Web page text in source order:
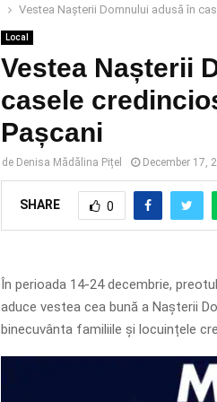
Vestea Nașterii Domnului adusă în
Local
Vestea Nașterii
casele
Pașcani
de Denisa Mădălina Pițel December 17,
SHARE 0
În perioada 14-24 decembrie,
aduce vestea cea bună a Nașterii
binecuvânta familiile și locuințele